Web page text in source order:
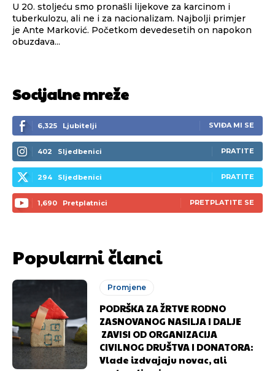
U 20. stoljeću smo pronašli lijekove za karcinom i
tuberkulozu, ali ne i za nacionalizam. Najbolji primjer
je Ante Marković. Početkom devedesetih on napokon
obuzdava...
Socijalne mreže
6,325 Ljubitelji SVIĐA MI SE
402 Sljedbenici PRATITE
294 Sljedbenici PRATITE
1,690 Pretplatnici PRETPLATITE SE
Popularni članci
Promjene
PODRŠKA ZA ŽRTVE RODNO
ZASNOVANOG NASILJA I DALJE
ZAVISI OD ORGANIZACIJA
CIVILNOG DRUŠTVA I DONATORA:
Vlade izdvajaju novac, ali